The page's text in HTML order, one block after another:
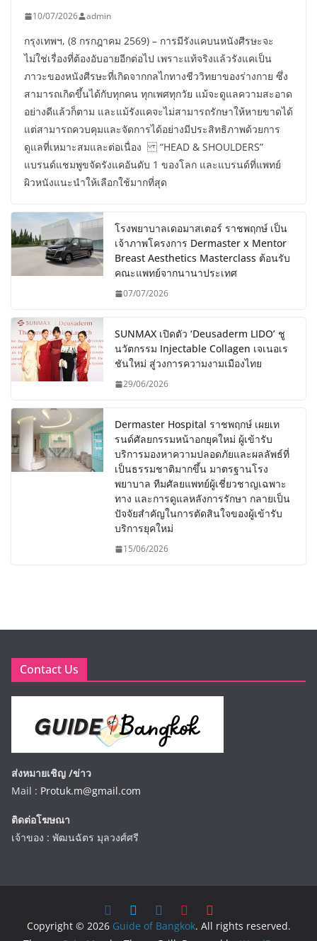
10/07/2026 admin
กรุงเทพฯ, (8 กรกฎาคม 2569) – การมีรังแคบนหนังศีรษะจะ
ไม่ใช่เรื่องที่ต้องอับอายอีกต่อไป เพราะแท้จริงแล้วรังแคเป็น
ภาวะของหนังศีรษะที่เกิดจากกลไกทางชีววิทยาของร่างกาย ซึ่ง
สามารถเกิดขึ้นได้กับทุกคน ทุกเพศทุกวัย แม้จะดูแลความสะอาด
อย่างดีแล้วก็ตาม และแม้รังแคจะไม่สามารถรักษาให้หายขาดได้
แต่สามารถควบคุมและจัดการได้อย่างมีประสิทธิภาพด้วยการ
ดูแลที่เหมาะสมและต่อเนื่อง “HEAD & SHOULDERS”
แบรนด์แชมพูขจัดรังแคอันดับ 1 ของโลก และแบรนด์ที่แพทย์
ผิวหนังแนะนำให้เลือกใช้มากที่สุด
โรงพยาบาลเดอมาสเตอร์ ราชพฤกษ์ เป็น
เจ้าภาพโครงการ Dermaster x Mentor
Breast Aesthetics Masterclass ต้อนรับ
คณะแพทย์จากนานาประเทศ
07/07/2026
SUNMAX เปิดตัว ‘Deusaderm LIDO’ ชู
นวัตกรรม Injectable Collagen เจเนอเร
ชันใหม่ สู่วงการความงามเมืองไทย
29/06/2026
Dermaster Hospital ราชพฤกษ์ เผยเท
รนด์ศัลยกรรมหน้าอกยุคใหม่ ผู้เข้ารับ
บริการมองหาความปลอดภัยและผลลัพธ์ที่
เป็นธรรมชาติมากขึ้น มาตรฐานโรง
พยาบาล ทีมศัลยแพทย์ผู้เชี่ยวชาญเฉพาะ
ทาง และการดูแลหลังการรักษา กลายเป็น
ปัจจัยสำคัญในการตัดสินใจของผู้เข้ารับ
บริการยุคใหม่
15/06/2026
Contact Us
ส่งหมายเชิญ /ข่าว
Mail : Protuk.m@gmail.com
ติดต่อโฆษณา
เจ้าของ : พัฒนฉัตร มุลวงศ์ศรี
Copyright © 2026 Guide of Bangkok. All rights reserved.